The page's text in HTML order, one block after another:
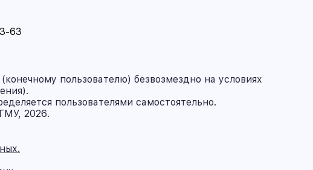
63
пользователю) безвозмездно на условиях
пользователями самостоятельно.
2026.